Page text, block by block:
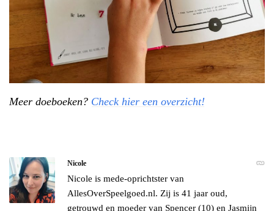
Meer doeboeken? Check hier een overzicht!
Nicole
Nicole is mede-oprichtster van
AllesOverSpeelgoed.nl. Zij is 41 jaar oud,
getrouwd en moeder van Spencer (10) en Jasmijn